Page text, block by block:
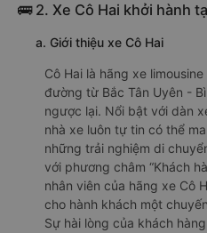
🚌 2. Xe Cô Hai khởi hành
a. Giới thiệu xe Cô Hai
Cô Hai là hãng xe
đường từ Bắc Tân Uyên -
ngược lại. Nổi bật với dàn
nhà xe luôn tự tin có thể
những trải nghiệm di
với phương châm “Khách
nhân viên của hãng xe Cô
cho hành khách một
Sự hài lòng của khách